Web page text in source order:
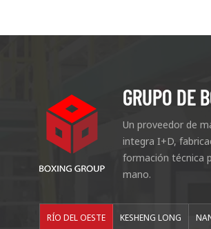
GRUPO DE
Un proveedor de
integra I+D,
formación técnica
mano.
RÍO DEL OESTE KESHENG LONG